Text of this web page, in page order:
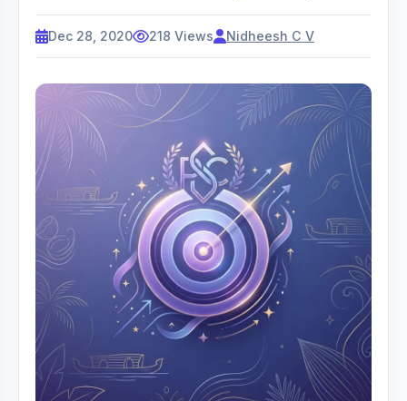
Dec 28, 2020 218 Views Nidheesh C V